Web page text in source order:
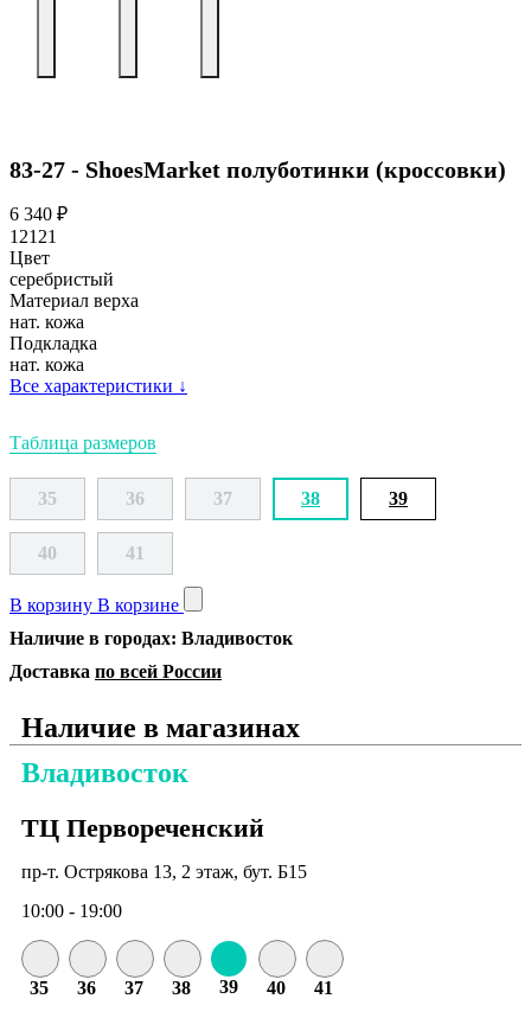
83-27 - ShoesMarket полуботинки (кроссовки)
6 340 ₽
12121
Цвет
серебристый
Материал верха
нат. кожа
Подкладка
нат. кожа
Все характеристики ↓
Таблица размеров
35 36 37 38 39
40 41
В корзину В корзине
Наличие в городах: Владивосток
Доставка по всей России
Наличие в магазинах
Владивосток
ТЦ Первореченский
пр-т. Острякова 13, 2 этаж, бут. Б15
10:00 - 19:00
35 36 37 38 39 40 41